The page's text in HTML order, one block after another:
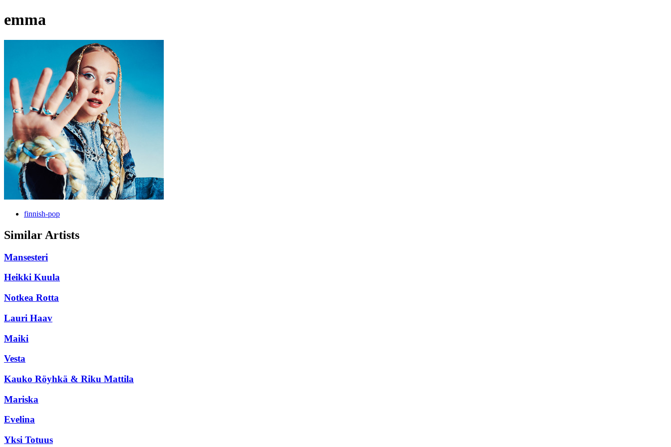
emma
finnish-pop
Similar Artists
Mansesteri
Heikki Kuula
Notkea Rotta
Lauri Haav
Maiki
Vesta
Kauko Röyhkä & Riku Mattila
Mariska
Evelina
Yksi Totuus